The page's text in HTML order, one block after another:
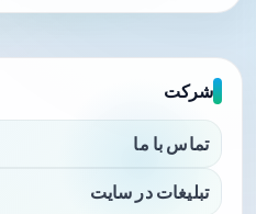
شرکت
تماس با ما
تبلیغات در سایت